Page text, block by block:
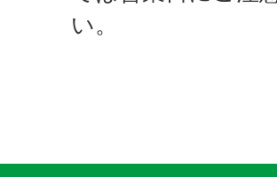
い。